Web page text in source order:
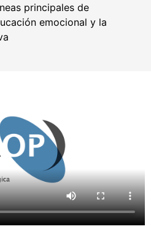
principales de
emocional y la